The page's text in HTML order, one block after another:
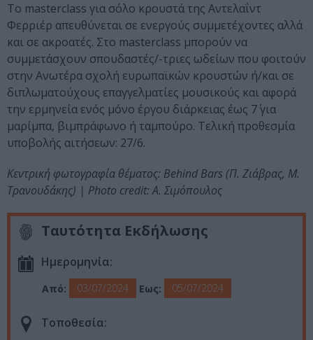
To masterclass για σόλο κρουστά της Αντελαΐντ
Φερριέρ απευθύνεται σε ενεργούς συμμετέχοντες αλλά
και σε ακροατές. Στο masterclass μπορούν να
συμμετάσχουν σπουδαστές/-τριες ωδείων που φοιτούν
στην Ανωτέρα σχολή ευρωπαϊκών κρουστών ή/και σε
διπλωματούχους επαγγελματίες μουσικούς και αφορά
την ερμηνεία ενός μόνο έργου διάρκειας έως 7΄ για
μαρίμπα, βιμπράφωνο ή ταμπούρο. Τελική προθεσμία
υποβολής αιτήσεων: 27/6.
Κεντρική φωτογραφία θέματος: Behind Bars (Π. Ζιάβρας, M.
Τρανουδάκης) | Photo credit: Α. Σιμόπουλος
Ταυτότητα Εκδήλωσης
Ημερομηνία:
Από: 03/07/2024 Εως: 05/07/2024
Τοποθεσία: